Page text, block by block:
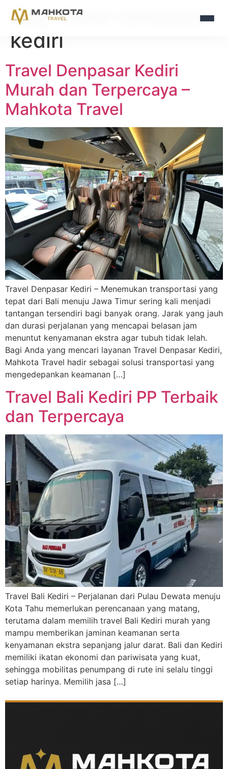
Tag:travel denpasar
kediri
Travel Denpasar Kediri
Murah dan Terpercaya –
Mahkota Travel
Travel Denpasar Kediri – Menemukan transportasi yang
tepat dari Bali menuju Jawa Timur sering kali menjadi
tantangan tersendiri bagi banyak orang. Jarak yang jauh
dan durasi perjalanan yang mencapai belasan jam
menuntut kenyamanan ekstra agar tubuh tidak lelah.
Bagi Anda yang mencari layanan Travel Denpasar Kediri,
Mahkota Travel hadir sebagai solusi transportasi yang
mengedepankan keamanan […]
Travel Bali Kediri PP Terbaik
dan Terpercaya
Travel Bali Kediri – Perjalanan dari Pulau Dewata menuju
Kota Tahu memerlukan perencanaan yang matang,
terutama dalam memilih travel Bali Kediri murah yang
mampu memberikan jaminan keamanan serta
kenyamanan ekstra sepanjang jalur darat. Bali dan Kediri
memiliki ikatan ekonomi dan pariwisata yang kuat,
sehingga mobilitas penumpang di rute ini selalu tinggi
setiap harinya. Memilih jasa […]